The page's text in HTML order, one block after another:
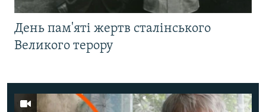
День пам'яті жертв сталінського
Великого терору